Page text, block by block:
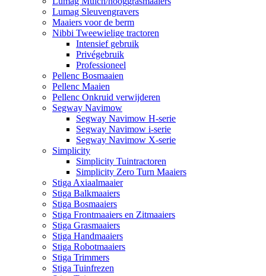
Lumag Sleuvengravers
Maaiers voor de berm
Nibbi Tweewielige tractoren
Intensief gebruik
Privégebruik
Professioneel
Pellenc Bosmaaien
Pellenc Maaien
Pellenc Onkruid verwijderen
Segway Navimow
Segway Navimow H-serie
Segway Navimow i-serie
Segway Navimow X-serie
Simplicity
Simplicity Tuintractoren
Simplicity Zero Turn Maaiers
Stiga Axiaalmaaier
Stiga Balkmaaiers
Stiga Bosmaaiers
Stiga Frontmaaiers en Zitmaaiers
Stiga Grasmaaiers
Stiga Handmaaiers
Stiga Robotmaaiers
Stiga Trimmers
Stiga Tuinfrezen